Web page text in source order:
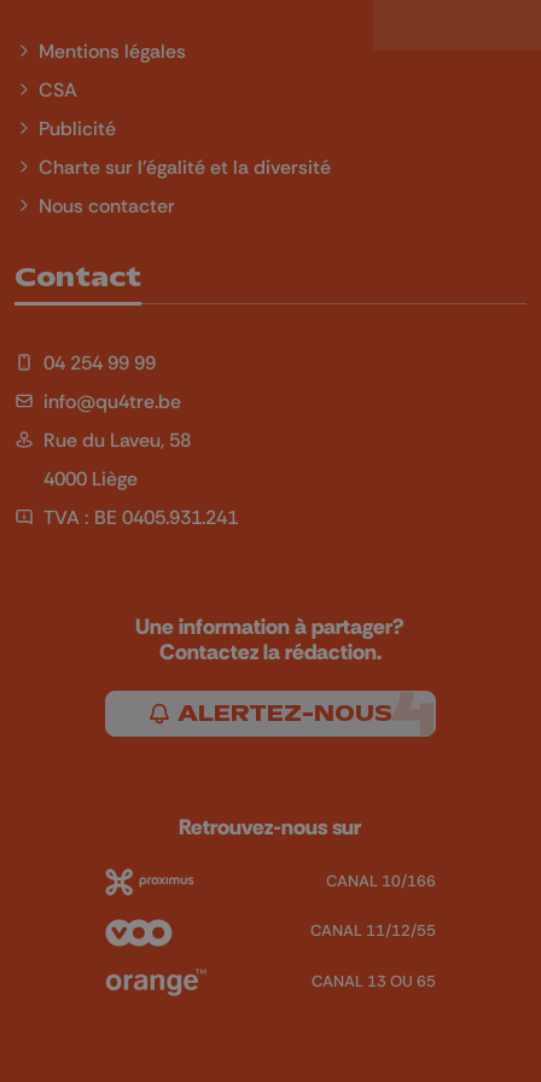
Mentions légales
CSA
Publicité
Charte sur l'égalité et la diversité
Nous contacter
Contact
04 254 99 99
info@qu4tre.be
Rue du Laveu, 58
4000 Liège
TVA : BE 0405.931.241
Une information à partager?
Contactez la rédaction.
ALERTEZ-NOUS
Retrouvez-nous sur
CANAL 10/166
CANAL 11/12/55
CANAL 13 OU 65